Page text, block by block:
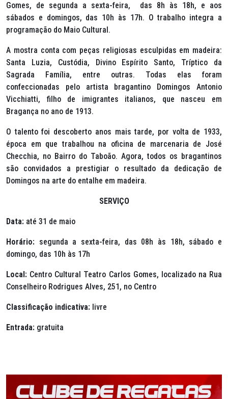
Gomes, de segunda a sexta-feira, das 8h às 18h, e aos
sábados e domingos, das 10h às 17h. O trabalho integra a
programação do Maio Cultural.
A mostra conta com peças religiosas esculpidas em madeira:
Santa Luzia, Custódia, Divino Espírito Santo, Tríptico da
Sagrada Família, entre outras. Todas elas foram
confeccionadas pelo artista bragantino Domingos Antonio
Vicchiatti, filho de imigrantes italianos, que nasceu em
Bragança no ano de 1913.
O talento foi descoberto anos mais tarde, por volta de 1933,
época em que trabalhou na oficina de marcenaria de José
Checchia, no Bairro do Taboão. Agora, todos os bragantinos
são convidados a prestigiar o resultado da dedicação de
Domingos na arte do entalhe em madeira.
SERVIÇO
Data: até 31 de maio
Horário: segunda a sexta-feira, das 08h às 18h, sábado e
domingo, das 10h às 17h
Local: Centro Cultural Teatro Carlos Gomes, localizado na Rua
Conselheiro Rodrigues Alves, 251, no Centro
Classificação indicativa: livre
Entrada: gratuita